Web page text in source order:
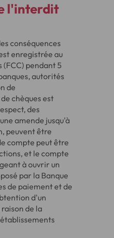
l'interdit
conséquences
enregistrée au
(FCC) pendant 5
autorités
de
chèques est
des
amende jusqu'à
peuvent être
compte peut être
et le compte
à ouvrir un
par la Banque
de paiement et de
d'un
de la